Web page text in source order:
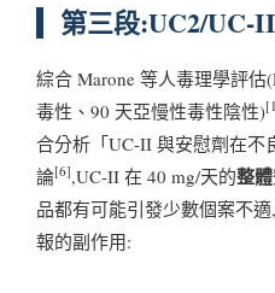
第三段:UC2/UC-
綜合 Marone 等人毒理學評
毒性、90 天亞慢性毒性陰性)
合分析「UC-II 與安慰劑在不
論[6],UC-II 在 40 mg/天的整
品都有可能引發少數個案不
報的副作用: